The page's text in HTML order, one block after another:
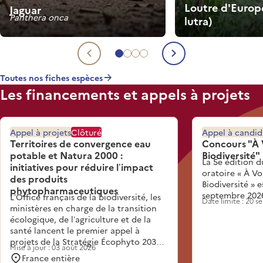
Aller à l'espèce 1
Aller à l'espèce 2
Aller à l'espèce 3
Aller à l'espèce 4
Jaguar
Panthera onca
Loutre
lutra)
Espèce précédente
Espèce
Toutes nos fiches espèces
Les financements et appels à projets
Territoires de convergence eau
potable et Natura 2000 :
initiatives pour réduire l’impact
des produits
phytopharmaceutiques
Appel à projetsClôturé
L’Office français de la biodiversité, les
ministères en charge de la transition
écologique, de l’agriculture et de la
santé lancent le premier appel à
projets de la Stratégie Écophyto 2030.
Inscrit dans l’action 3.3 de la Stratégie,
Mise à jour : 03 août 2026
France entière
Concours "À
Biodiversité"
Appel à
La 5e édition
oratoire « À
Biodiversité »
septembre
Date limite : 20